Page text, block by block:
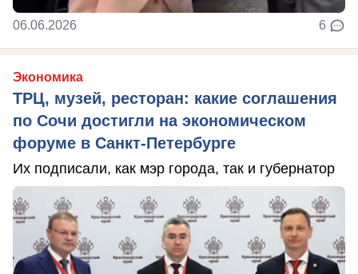
06.06.2026 6
Экономика
ТРЦ, музей, ресторан: какие соглашения
по Сочи достигли на экономическом
форуме в Санкт-Петербурге
Их подписали, как мэр города, так и губернатор